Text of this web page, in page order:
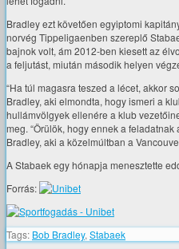
Bradley ezt követően egyiptomi
norvég Tippeligaenben szereplő
bajnok volt, ám 2012-ben kiesett az
a feljutást, miután második helyen
“Ha túl magasra teszed a lécet, akkor
Bradley, aki elmondta, hogy ismeri a
hullámvölgyek ellenére a klub
meg. “Örülök, hogy ennek a
Bradley, aki a közelmúltban a
A Stabaek egy hónapja menesztette
Forrás:
Tags: Bob Bradley, Stabaek